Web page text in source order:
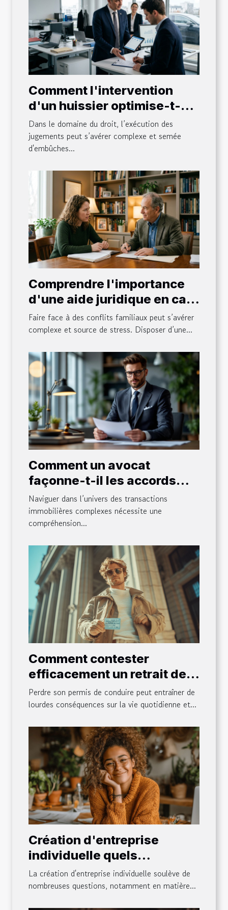
Comment l'intervention
d'un huissier optimise-t-
elle l'exécution des
jugements ?
Dans le domaine du droit, l’exécution des
jugements peut s’avérer complexe et semée
d'embûches...
Comprendre l'importance
d'une aide juridique en cas
de conflits familiaux
Faire face à des conflits familiaux peut s’avérer
complexe et source de stress. Disposer d’une...
Comment un avocat
façonne-t-il les accords
dans des marchés
immobiliers complexes ?
Naviguer dans l’univers des transactions
immobilières complexes nécessite une
compréhension...
Comment contester
efficacement un retrait de
permis de conduire ?
Perdre son permis de conduire peut entraîner de
lourdes conséquences sur la vie quotidienne et...
Création d'entreprise
individuelle quels
avantages fiscaux pour les
débutants
La création d'entreprise individuelle soulève de
nombreuses questions, notamment en matière...